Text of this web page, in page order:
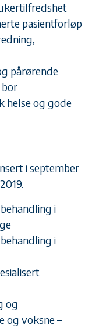
pasientforløp
pårørende
helse og gode
i september
i
i
og
og voksne –